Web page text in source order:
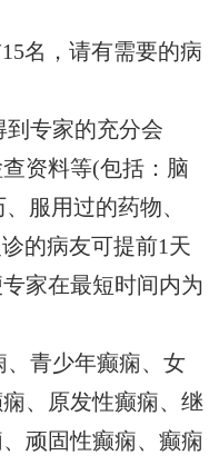
名，请有需要的病
专家的充分会
资料等(包括：脑
服用过的药物、
的病友可提前1天
家在最短时间内为
青少年癫痫、女
、原发性癫痫、继
顽固性癫痫、癫痫